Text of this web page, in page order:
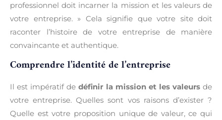
professionnel doit incarner la mission et les valeurs de
votre entreprise. » Cela signifie que votre site doit
raconter l’histoire de votre entreprise de manière
convaincante et authentique.
Comprendre l’identité de l’entreprise
Il est impératif dedéfinir la mission et les valeursde
votre entreprise. Quelles sont vos raisons d’exister ?
Quelle est votre proposition unique de valeur, ce qui